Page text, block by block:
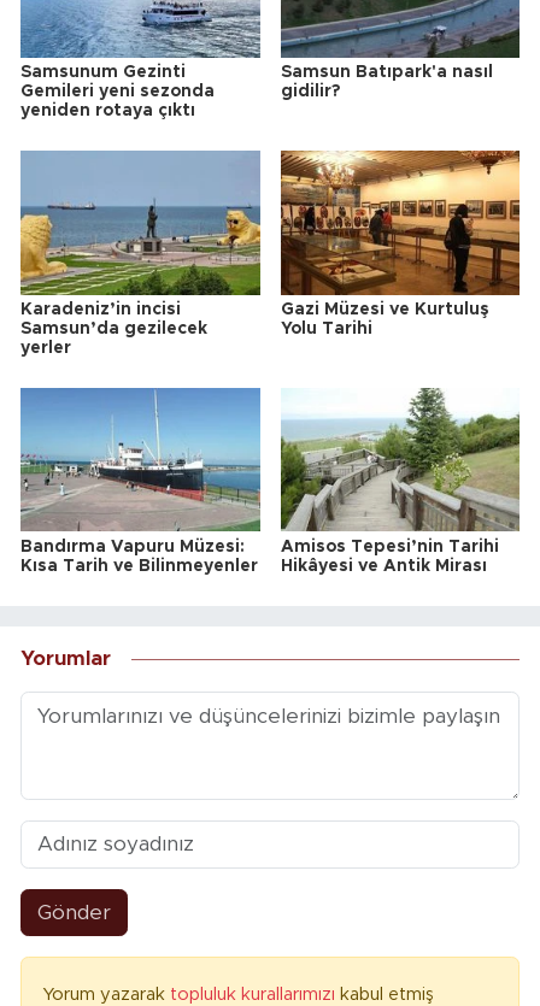
Samsunum Gezinti
Gemileri yeni sezonda
yeniden rotaya çıktı
Samsun Batıpark'a nasıl
gidilir?
Karadeniz’in incisi
Samsun’da gezilecek
yerler
Gazi Müzesi ve Kurtuluş
Yolu Tarihi
Bandırma Vapuru Müzesi:
Kısa Tarih ve Bilinmeyenler
Amisos Tepesi’nin Tarihi
Hikâyesi ve Antik Mirası
Yorumlar
Gönder
Yorum yazarak topluluk kurallarımızı kabul etmiş